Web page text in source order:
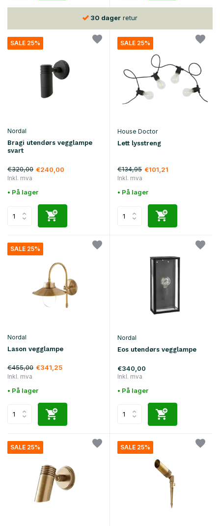
30 dagerretur
SALE 25%
Nordal
Bragi utendørs vegglampe
svart
€320,00 €240,00
Inkl. mva
• På lager
SALE 25%
House Doctor
Lett lysstreng
€134,95 €101,21
Inkl. mva
• På lager
SALE 25%
Nordal
Lason vegglampe
€455,00 €341,25
Inkl. mva
• På lager
Nordal
Eos utendørs vegglampe
€340,00
Inkl. mva
• På lager
SALE 25% SALE 25%